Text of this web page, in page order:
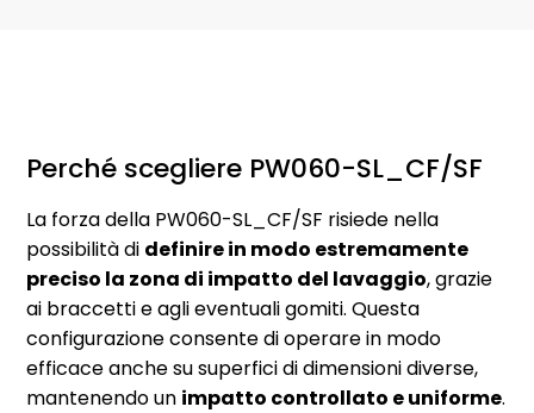
Perché scegliere PW060-SL_CF/SF
La forza della PW060-SL_CF/SF risiede nella
possibilità di definire in modo estremamente
preciso la zona di impatto del lavaggio, grazie
ai braccetti e agli eventuali gomiti. Questa
configurazione consente di operare in modo
efficace anche su superfici di dimensioni diverse,
mantenendo un impatto controllato e uniforme.